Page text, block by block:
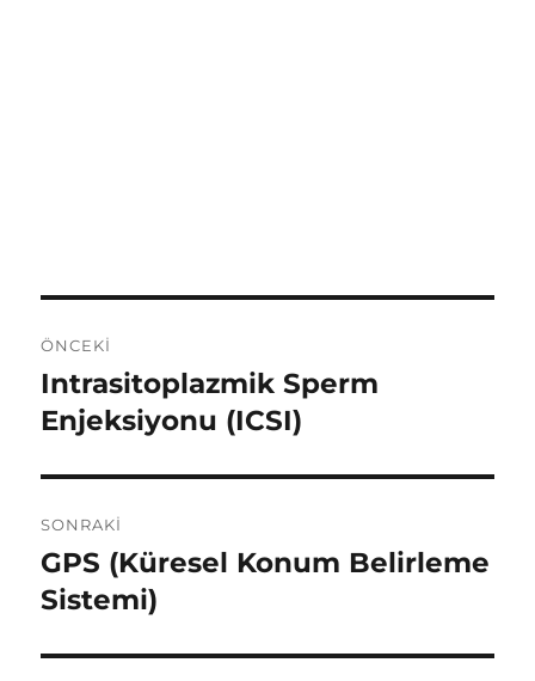
dolaşımı
ÖNCEKI
Önceki
yazı:
Intrasitoplazmik Sperm
Enjeksiyonu (ICSI)
SONRAKI
Sonraki
yazı:
GPS (Küresel Konum Belirleme
Sistemi)